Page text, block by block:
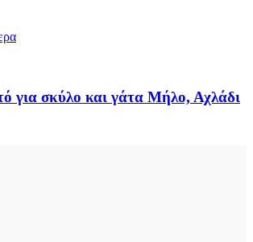
για σκύλο και γάτα Μήλο, Αχλάδι